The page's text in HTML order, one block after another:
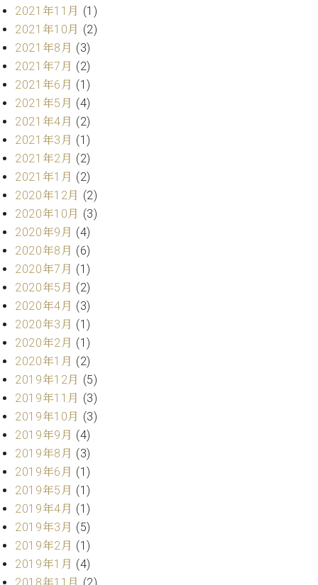
介
調
律
料
金
お
問
い
合
わ
せ
尾山調律師のブ
ログ Die
Musikgasse（音
楽の小道）
2021年11月 (1)
2021年10月 (2)
2021年8月 (3)
2021年7月 (2)
2021年6月 (1)
2021年5月 (4)
2021年4月 (2)
2021年3月 (1)
2021年2月 (2)
2021年1月 (2)
2020年12月 (2)
2020年10月 (3)
2020年9月 (4)
2020年8月 (6)
2020年7月 (1)
2020年5月 (2)
2020年4月 (3)
2020年3月 (1)
2020年2月 (1)
2020年1月 (2)
2019年12月 (5)
2019年11月 (3)
2019年10月 (3)
2019年9月 (4)
2019年8月 (3)
2019年6月 (1)
2019年5月 (1)
2019年4月 (1)
2019年3月 (5)
2019年2月 (1)
2019年1月 (4)
2018年11月 (2)